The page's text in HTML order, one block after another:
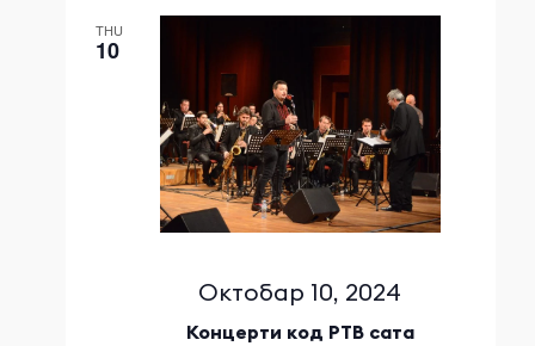
THU
10
Концерти код РТВ сата
Октобар 10, 2024